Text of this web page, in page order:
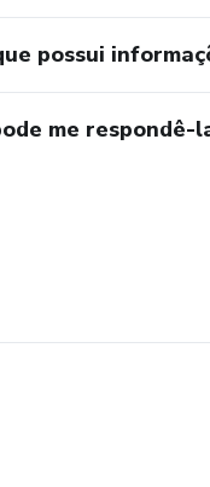
possui
me respondê-